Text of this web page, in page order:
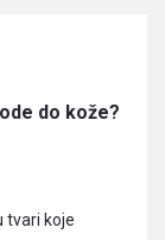
do kože?
tvari koje